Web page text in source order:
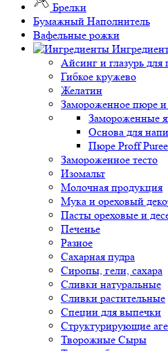
Брелки
Бумажный Наполнитель
Вафельные рожки
Айсинг и глазурь для
Гибкое кружево
Желатин
Замороженное пюре
Замороженные
Основа для
Пюре Proff Puree
Замороженное тесто
Изомальт
Молочная продукция
Мука и ореховый
Пасты ореховые и
Печенье
Разное
Сахарная пудра
Сиропы, гели, сахара
Сливки натуральные
Сливки растительные
Специи для выпечки
Структурирующие
Творожные Сыры